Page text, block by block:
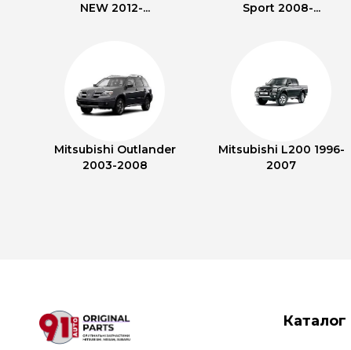
NEW 2012-...
Sport 2008-...
Mitsubishi Outlander
2003-2008
Mitsubishi L200 1996-
2007
Каталог